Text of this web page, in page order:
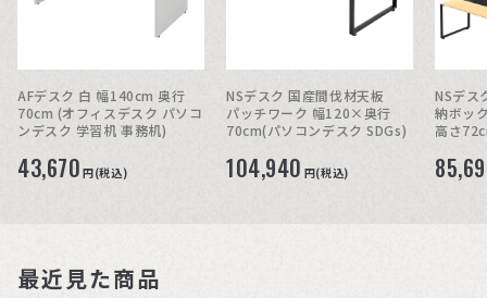
AFデスク 白 幅140cm 奥行
70cm (オフィスデスク パソコ
ンデスク 学習机 事務机)
43,670 円(税込)
NSデスク 国産間伐材天板
パッチワーク 幅120×奥行
70cm(パソコンデスク SDGs)
104,940 円(税込)
NSデス
納ボッ
高さ
最近見た商品